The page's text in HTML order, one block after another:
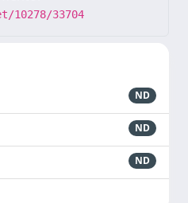
33704
ND
ND
ND